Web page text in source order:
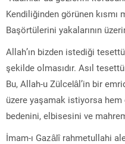
Kendiliğinden görünen kısmı
Başörtülerini yakalarının
Allah’ın bizden istediği
şekilde olmasıdır. Asıl
Bu, Allah-u Zülcelâl’in bir
üzere yaşamak istiyorsa
bedenini, elbisesini ve
İmam-ı Gazâlî rahmetullahi